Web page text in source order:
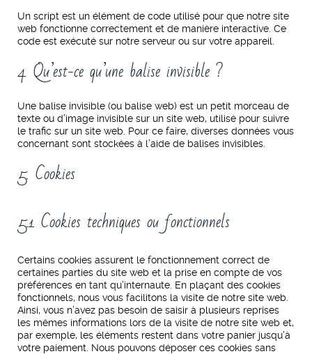
Un script est un élément de code utilisé pour que notre site
web fonctionne correctement et de manière interactive. Ce
code est exécuté sur notre serveur ou sur votre appareil.
4. Qu’est-ce qu’une balise invisible ?
Une balise invisible (ou balise web) est un petit morceau de
texte ou d’image invisible sur un site web, utilisé pour suivre
le trafic sur un site web. Pour ce faire, diverses données vous
concernant sont stockées à l’aide de balises invisibles.
5. Cookies
5.1 Cookies techniques ou fonctionnels
Certains cookies assurent le fonctionnement correct de
certaines parties du site web et la prise en compte de vos
préférences en tant qu’internaute. En plaçant des cookies
fonctionnels, nous vous facilitons la visite de notre site web.
Ainsi, vous n’avez pas besoin de saisir à plusieurs reprises
les mêmes informations lors de la visite de notre site web et,
par exemple, les éléments restent dans votre panier jusqu’à
votre paiement. Nous pouvons déposer ces cookies sans